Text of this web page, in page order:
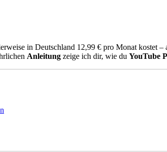
in Deutschland 12,99 € pro Monat kostet
Anleitung zeige ich dir, wie du YouTube